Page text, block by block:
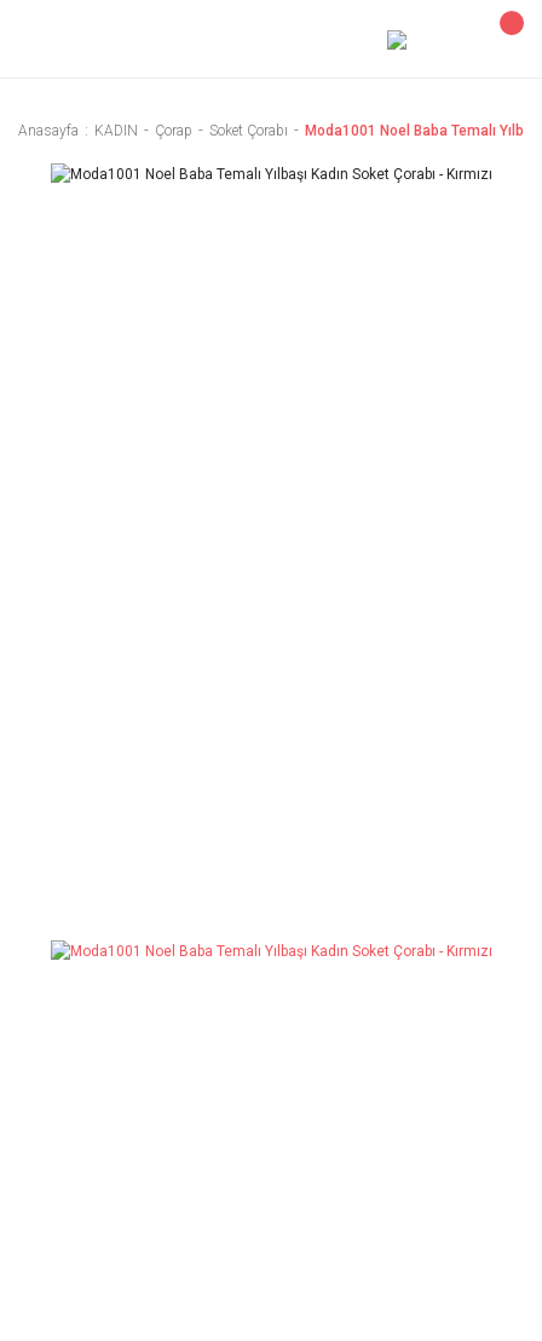
Anasayfa KADIN Çorap Soket Çorabı Moda1001 Noel Baba Temalı